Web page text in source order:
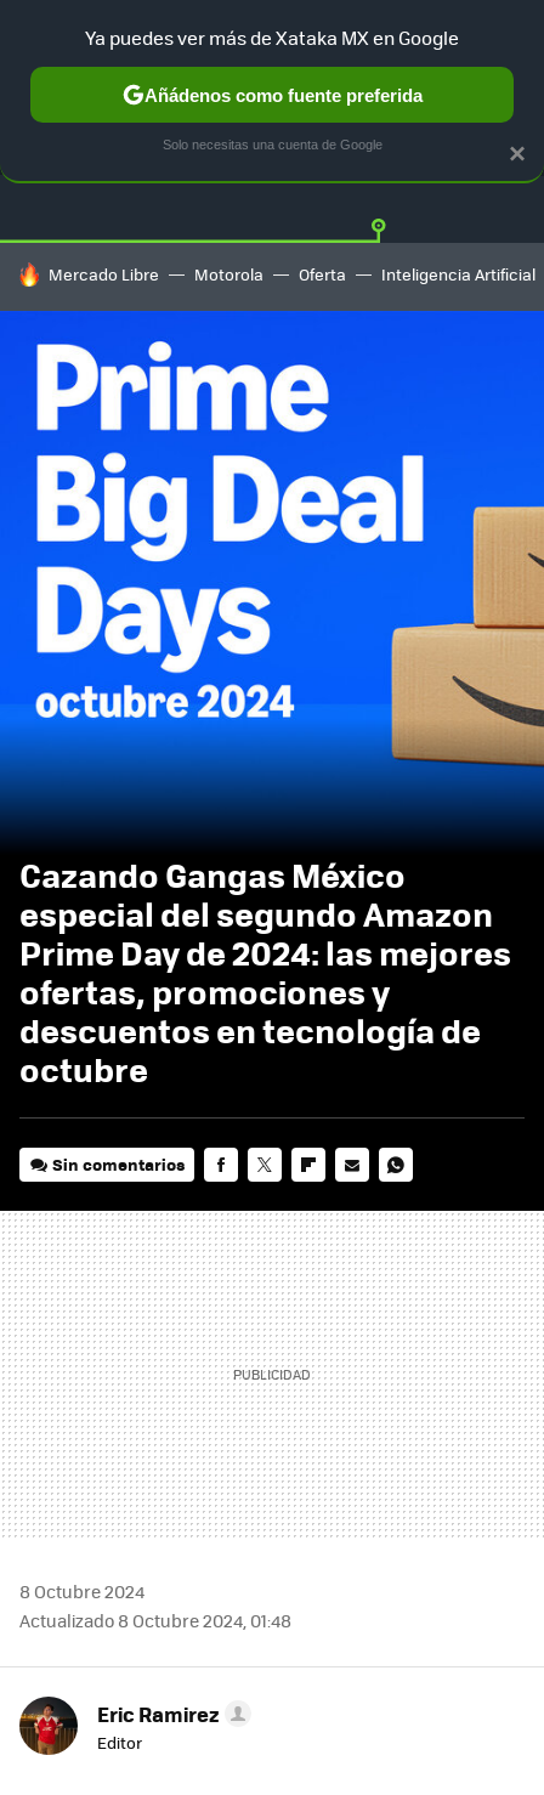
GUÍA DE COMPRAS MERCADO LIBRE
HOY SE HABLA DE
Mercado Libre Motorola Oferta Inteligencia Artificial
Cazando Gangas México
especial del segundo Amazon
Prime Day de 2024: las mejores
ofertas, promociones y
descuentos en tecnología de
octubre
Sin comentarios
MAIL
8 Octubre 2024
Actualizado 8 Octubre 2024, 01:48
Eric Ramirez
Editor
×
Ya puedes ver más de Xataka MX en Google
Añádenos como fuente preferida
Solo necesitas una cuenta de Google